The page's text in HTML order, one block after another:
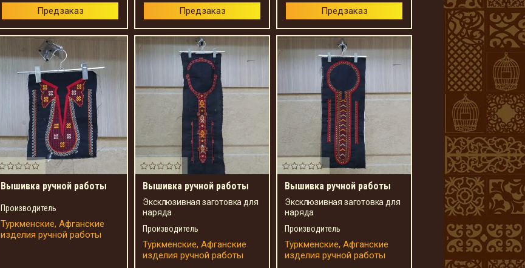
Предзаказ Предзаказ Предзаказ
Вышивка ручной работы
Производитель
Туркменские, Афганские
изделия ручной работы
Вышивка ручной работы
Эксклюзивная заготовка для
наряда
Производитель
Туркменские, Афганские
изделия ручной работы
Вышивка ручной работы
Эксклюзивная заготовка для
наряда
Производитель
Туркменские, Афганские
изделия ручной работы